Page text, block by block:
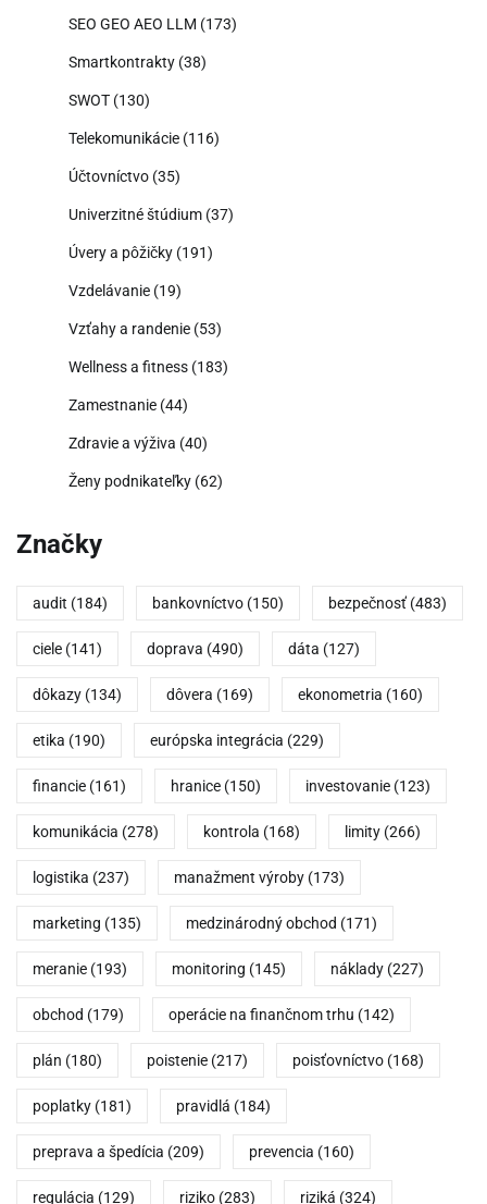
SEO GEO AEO LLM (173)
Smartkontrakty (38)
SWOT (130)
Telekomunikácie (116)
Účtovníctvo (35)
Univerzitné štúdium (37)
Úvery a pôžičky (191)
Vzdelávanie (19)
Vzťahy a randenie (53)
Wellness a fitness (183)
Zamestnanie (44)
Zdravie a výživa (40)
Ženy podnikateľky (62)
Značky
audit (184) bankovníctvo (150) bezpečnosť (483)
ciele (141) doprava (490) dáta (127)
dôkazy (134) dôvera (169) ekonometria (160)
etika (190) európska integrácia (229)
financie (161) hranice (150) investovanie (123)
komunikácia (278) kontrola (168) limity (266)
logistika (237) manažment výroby (173)
marketing (135) medzinárodný obchod (171)
meranie (193) monitoring (145) náklady (227)
obchod (179) operácie na finančnom trhu (142)
plán (180) poistenie (217) poisťovníctvo (168)
poplatky (181) pravidlá (184)
preprava a špedícia (209) prevencia (160)
regulácia (129) riziko (283) riziká (324)